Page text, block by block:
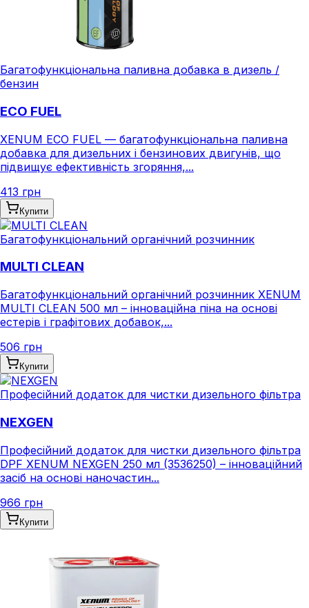
Багатофункціональна паливна добавка в дизель /
бензин
ECO FUEL
XENUM ECO FUEL — багатофункціональна паливна
добавка для дизельних і бензинових двигунів, що
підвищує ефективність згоряння,...
413 грн
Купити
Багатофункціональний органічний розчинник
MULTI CLEAN
Багатофункціональний органічний розчинник XENUM
MULTI CLEAN 500 мл – інноваційна піна на основі
естерів і графітових добавок,...
506 грн
Купити
Професійний додаток для чистки дизельного фільтра
NEXGEN
Професійний додаток для чистки дизельного фільтра
DPF XENUM NEXGEN 250 мл (3536250) – інноваційний
засіб на основі наночастин...
966 грн
Купити